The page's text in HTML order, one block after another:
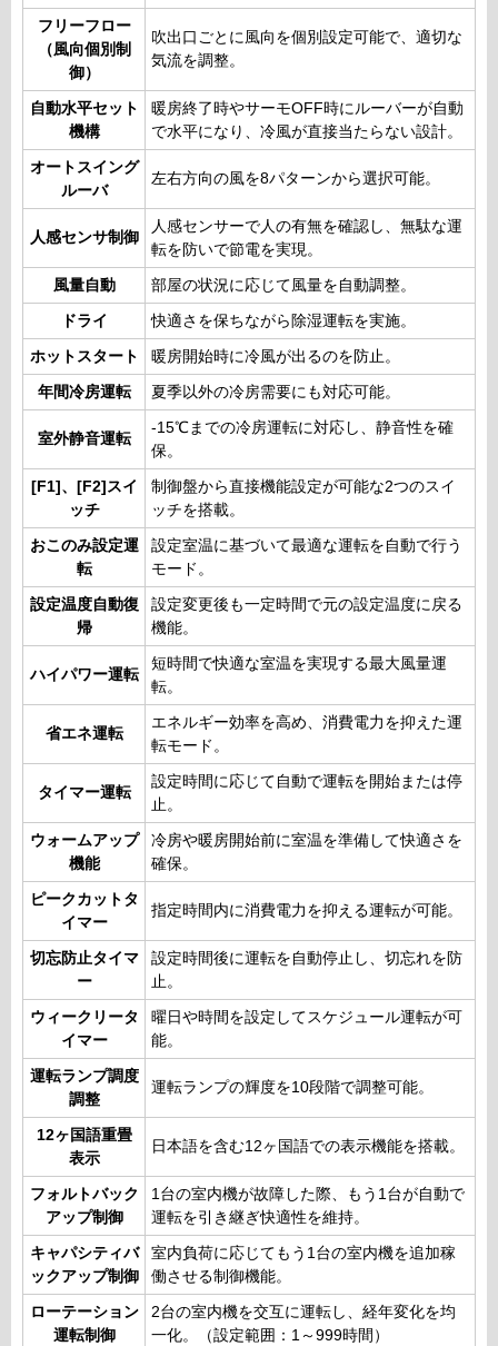
フリーフロー
（風向個別制
御）
吹出口ごとに風向を個別設定可能で、適切な
気流を調整。
自動水平セット
機構
暖房終了時やサーモOFF時にルーバーが自動
で水平になり、冷風が直接当たらない設計。
オートスイング
ルーバ
左右方向の風を8パターンから選択可能。
人感センサ制御
人感センサーで人の有無を確認し、無駄な運
転を防いで節電を実現。
風量自動 部屋の状況に応じて風量を自動調整。
ドライ 快適さを保ちながら除湿運転を実施。
ホットスタート 暖房開始時に冷風が出るのを防止。
年間冷房運転 夏季以外の冷房需要にも対応可能。
室外静音運転
-15℃までの冷房運転に対応し、静音性を確
保。
[F1]、[F2]スイ
ッチ
制御盤から直接機能設定が可能な2つのスイ
ッチを搭載。
おこのみ設定運
転
設定室温に基づいて最適な運転を自動で行う
モード。
設定温度自動復
帰
設定変更後も一定時間で元の設定温度に戻る
機能。
ハイパワー運転
短時間で快適な室温を実現する最大風量運
転。
省エネ運転
エネルギー効率を高め、消費電力を抑えた運
転モード。
タイマー運転
設定時間に応じて自動で運転を開始または停
止。
ウォームアップ
機能
冷房や暖房開始前に室温を準備して快適さを
確保。
ピークカットタ
イマー
指定時間内に消費電力を抑える運転が可能。
切忘防止タイマ
ー
設定時間後に運転を自動停止し、切忘れを防
止。
ウィークリータ
イマー
曜日や時間を設定してスケジュール運転が可
能。
運転ランプ調度
調整
運転ランプの輝度を10段階で調整可能。
12ヶ国語重畳
表示
日本語を含む12ヶ国語での表示機能を搭載。
フォルトバック
アップ制御
1台の室内機が故障した際、もう1台が自動で
運転を引き継ぎ快適性を維持。
キャパシティバ
ックアップ制御
室内負荷に応じてもう1台の室内機を追加稼
働させる制御機能。
ローテーション
運転制御
2台の室内機を交互に運転し、経年変化を均
一化。（設定範囲：1～999時間）